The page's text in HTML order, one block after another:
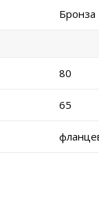
Бронза
80
65